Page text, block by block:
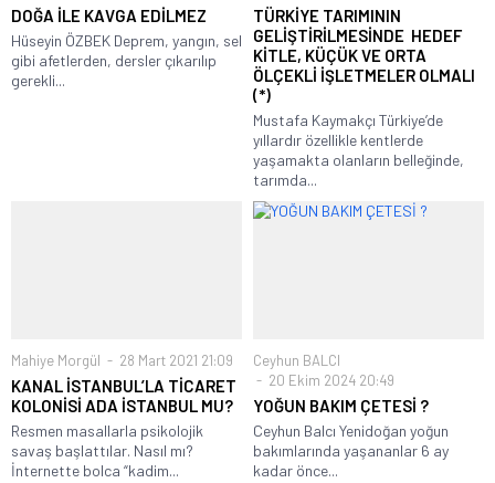
DOĞA İLE KAVGA EDİLMEZ
Hüseyin ÖZBEK Deprem, yangın, sel
gibi afetlerden, dersler çıkarılıp
gerekli...
TÜRKİYE TARIMININ
GELİŞTİRİLMESİNDE HEDEF
KİTLE, KÜÇÜK VE ORTA
ÖLÇEKLİ İŞLETMELER OLMALI
(*)
Mustafa Kaymakçı Türkiye’de
yıllardır özellikle kentlerde
yaşamakta olanların belleğinde,
tarımda...
Mahiye Morgül 28 Mart 2021 21:09
KANAL İSTANBUL’LA TİCARET
KOLONİSİ ADA İSTANBUL MU?
Resmen masallarla psikolojik
savaş başlattılar. Nasıl mı?
İnternette bolca “kadim...
Ceyhun BALCI
20 Ekim 2024 20:49
YOĞUN BAKIM ÇETESİ ?
Ceyhun Balcı Yenidoğan yoğun
bakımlarında yaşananlar 6 ay
kadar önce...